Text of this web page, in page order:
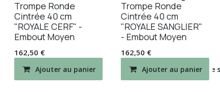
Trompe Ronde
Cintrée 40 cm
"ROYALE CERF" -
Embout Moyen
162,50 €
Ajouter au panier Ajouter à la liste de
Trompe Ronde
Cintrée 40 cm
"ROYALE SANGLIER"
- Embout Moyen
162,50 €
Ajouter au panier